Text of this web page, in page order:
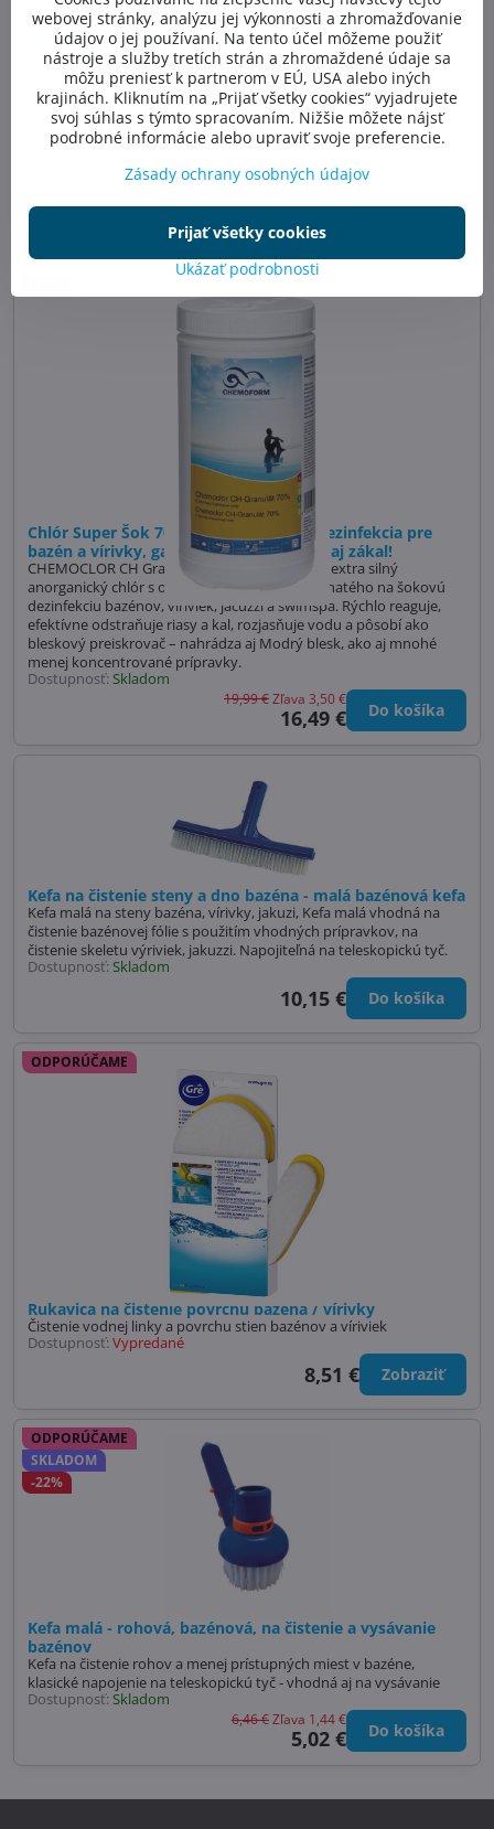
Oxi chlor šok granulát 1 kg, na rýchlu a efektívnu
dezinfekciu vody vo vírivkach a bazénoch pre krištáľovo
čistú vodu
Oxi Chlor šok granulát je prostriedok pre bezchlórovú šokovú
dezinfekciu bazénovej vody, alebo vody vo vírivke. Malé množstvo
chlóru sa odbúrava mimoriadne rýchlo vďaka oxidácií. Prípravok je
kompatibilný s kyslíkovými bezcholórovými prípravkami určenými
prípravku kúpať.
Skladom
20,40 €
23,58 €Zľava 3,18 €
Chlór Super Šok 70 %,1 kg – blesková dezinfekcia pre
bazén a vírivky, garantovane zničí riasy aj zákal!
CHEMOCLOR CH Granulát (Chlór Super Šok) – extra silný
anorganický chlór s obsahom chlórnanu vápenatého na šokovú
dezinfekciu bazénov, víriviek, jacuzzi a swimspa. Rýchlo reaguje,
efektívne odstraňuje riasy a kal, rozjasňuje vodu a pôsobí ako
bleskový preiskrovač – nahrádza aj Modrý blesk, ako aj mnohé
menej koncentrované prípravky.
Dostupnosť: Skladom
16,49 €
19,99 €Zľava 3,50 €
Do košíka
Kefa na čistenie steny a dno bazéna - malá bazénová kefa
Kefa malá na steny bazéna, vírivky, jakuzi, Kefa malá vhodná na
čistenie bazénovej fólie s použitím vhodných prípravkov, na
čistenie skeletu výriviek, jakuzzi. Napojiteľná na teleskopickú tyč.
Dostupnosť: Skladom
10,15 € Do košíka
Rukavica na čistenie povrchu bazéna / vírivky
ODPORÚČAME
Čistenie vodnej linky a povrchu stien bazénov a víriviek
Dostupnosť: Vypredané
8,51 € Zobraziť
Kefa malá - rohová, bazénová, na čistenie a vysávanie
bazénov
ODPORÚČAME
SKLADOM
-22%
Kefa na čistenie rohov a menej prístupných miest v bazéne,
klasické napojenie na teleskopickú tyč - vhodná aj na vysávanie
Dostupnosť: Skladom
5,02 €
6,46 €Zľava 1,44 €
Do košíka
webovej stránky, analýzu jej výkonnosti a zhromažďovanie
údajov o jej používaní. Na tento účel môžeme použiť
nástroje a služby tretích strán a zhromaždené údaje sa
môžu preniesť k partnerom v EÚ, USA alebo iných
krajinách. Kliknutím na „Prijať všetky cookies“ vyjadrujete
svoj súhlas s týmto spracovaním. Nižšie môžete nájsť
podrobné informácie alebo upraviť svoje preferencie.
Zásady ochrany osobných údajov
Ukázať podrobnosti
Prijať všetky cookies